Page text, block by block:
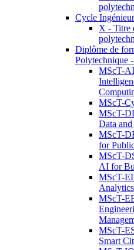
Cycle Ingénieur
X - Titre
Diplôme de
Polytechnique
MScT-
MScT-
MScT-
Data
MScT-
for
MScT-
AI for
MScT-
MScT-
MScT-
Smart